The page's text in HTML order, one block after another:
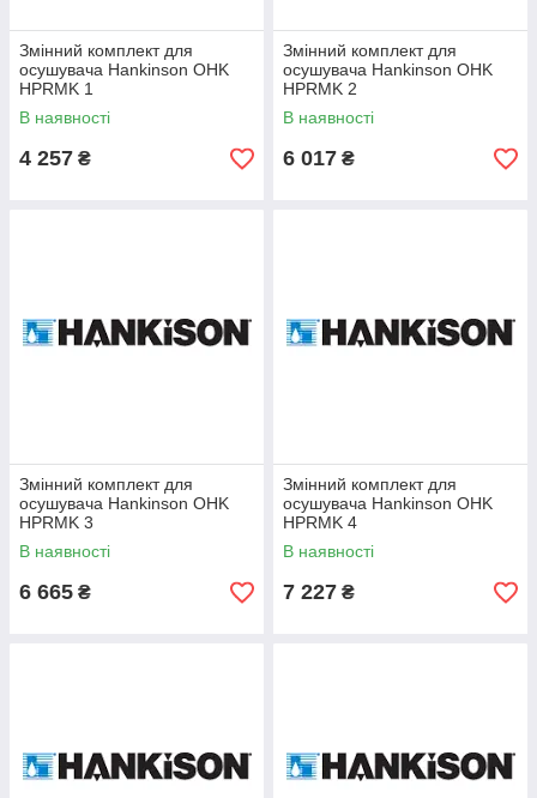
Змінний комплект для
осушувача Hankinson OHK
HPRMK 1
В наявності
4 257 ₴
Змінний комплект для
осушувача Hankinson OHK
HPRMK 2
В наявності
6 017 ₴
Змінний комплект для
осушувача Hankinson OHK
HPRMK 3
В наявності
6 665 ₴
Змінний комплект для
осушувача Hankinson OHK
HPRMK 4
В наявності
7 227 ₴